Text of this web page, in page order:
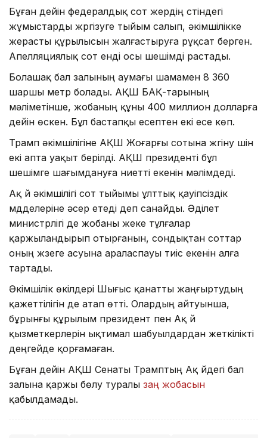
Бұған дейін федералдық сот жердің үстіндегі
жұмыстарды жүргізуге тыйым салып, әкімшілікке
жерасты құрылысын жалғастыруға рұқсат берген.
Апелляциялық сот енді осы шешімді растады.
Болашақ бал залының аумағы шамамен 8 360
шаршы метр болады. АҚШ БАҚ-тарының
мәліметінше, жобаның құны 400 миллион долларға
дейін өскен. Бұл бастапқы есептен екі есе көп.
Трамп әкімшілігіне АҚШ Жоғарғы сотына жүгіну үшін
екі апта уақыт берілді. АҚШ президенті бұл
шешімге шағымдануға ниетті екенін мәлімдеді.
Ақ үй әкімшілігі сот тыйымы ұлттық қауіпсіздік
мүдделеріне әсер етеді деп санайды. Әділет
министрлігі де жобаны жеке тұлғалар
қаржыландырып отырғанын, сондықтан соттар
оның жүзеге асуына араласпауы тиіс екенін алға
тартады.
Әкімшілік өкілдері Шығыс қанатты жаңғыртудың
қажеттілігін де атап өтті. Олардың айтуынша,
бұрынғы құрылым президент пен Ақ үй
қызметкерлерін ықтимал шабуылдардан жеткілікті
деңгейде қорғамаған.
Бұған дейін АҚШ Сенаты Трамптың Ақ үйдегі бал
залына қаржы бөлу туралы заң жобасын
қабылдамады.